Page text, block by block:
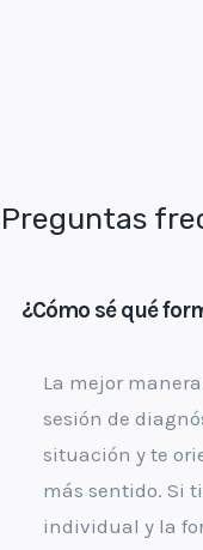
Preguntas
¿Cómo sé qué
La mejor
sesión de
situación y te
más sentido. Si
individual y la